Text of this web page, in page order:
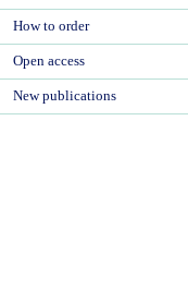
How to order
Open access
New publications